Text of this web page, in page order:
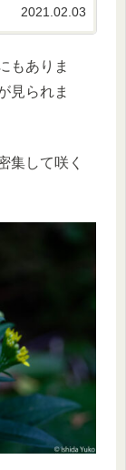
丈島に住めて、毎
です。2021.02.03
もありま
見られま
集して咲く